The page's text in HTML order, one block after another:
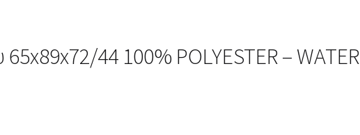
44 100% POLYESTER – WATER